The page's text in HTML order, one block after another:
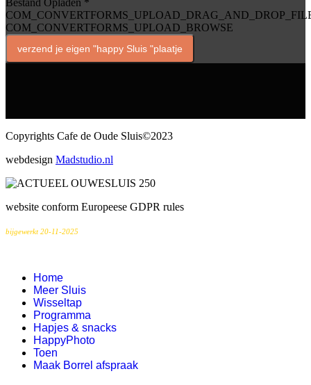
Bestand Opladen *
COM_CONVERTFORMS_UPLOAD_BROWSE
verzend je eigen "happy Sluis "plaatje
Copyrights Cafe de Oude Sluis©2023
webdesign Madstudio.nl
website conform Europeese GDPR rules
bijgewerkt 20-11-2025
Home
Meer Sluis
Wisseltap
Programma
Hapjes & snacks
HappyPhoto
Toen
Maak Borrel afspraak